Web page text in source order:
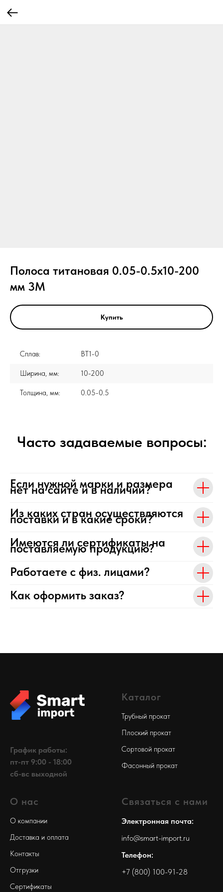
Полоса титановая 0.05-0.5x10-200
мм 3М
Купить
Сплав: ВТ1-0
Ширина, мм: 10-200
Толщина, мм: 0.05-0.5
Часто задаваемые вопросы:
Если нужной марки и размера
нет на сайте и в наличии?
Из каких стран осуществляются
поставки и в какие сроки?
Имеются ли сертификаты на
поставляемую продукцию?
Работаете с физ. лицами?
Как оформить заказ?
График работы:
пт-пт 9:00 - 18:00
сб-вс выходной
Каталог
Трубный прокат
Плоский прокат
Сортовой прокат
Фасонный прокат
О нас
О компании
Доставка и оплата
Контакты
Отгрузки
Сертификаты
Связаться с нами
Электронная почта:
info@smart-import.ru
Телефон:
+7 (800) 100-91-28